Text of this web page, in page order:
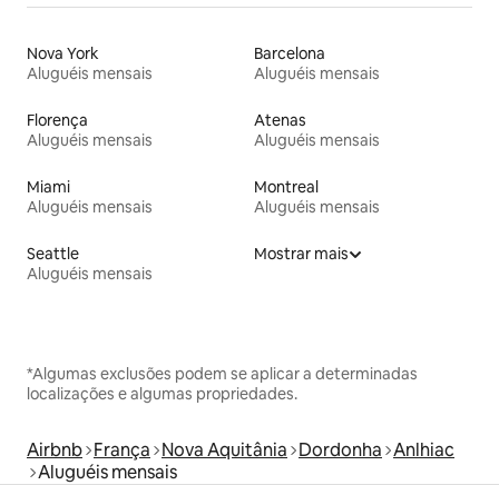
Nova York
Aluguéis mensais
Barcelona
Aluguéis mensais
Florença
Aluguéis mensais
Atenas
Aluguéis mensais
Miami
Aluguéis mensais
Montreal
Aluguéis mensais
Seattle
Aluguéis mensais
Mostrar mais
*Algumas exclusões podem se aplicar a determinadas
localizações e algumas propriedades.
Airbnb França Nova Aquitânia Dordonha Anlhiac
Aluguéis mensais